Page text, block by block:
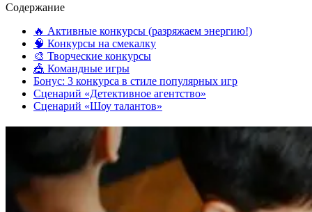
Содержание
🔥 Активные конкурсы (разряжаем энергию!)
🧠 Конкурсы на смекалку
🎨 Творческие конкурсы
🎪 Командные игры
Бонус: 3 конкурса в стиле популярных игр
Сценарий «Детективное агентство»
Сценарий «Шоу талантов»